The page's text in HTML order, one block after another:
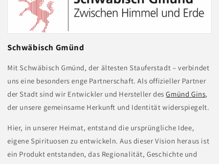
Schwäbisch Gmünd
Mit Schwäbisch Gmünd, der ältesten Stauferstadt – verbindet
uns eine besonders enge Partnerschaft. Als offizieller Partner
der Stadt sind wir Entwickler und Hersteller desGmünd Gins,
der unsere gemeinsame Herkunft und Identität widerspiegelt.
Hier, in unserer Heimat, entstand die ursprüngliche Idee,
eigene Spirituosen zu entwickeln. Aus dieser Vision heraus ist
ein Produkt entstanden, das Regionalität, Geschichte und